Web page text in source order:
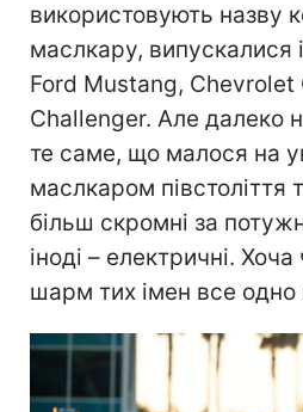
використовують назву
маслкару, випускалися і
Ford Mustang, Chevrolet
Challenger. Але далеко
те саме, що малося на
маслкаром півстоліття
більш скромні за
іноді – електричні.
шарм тих імен все